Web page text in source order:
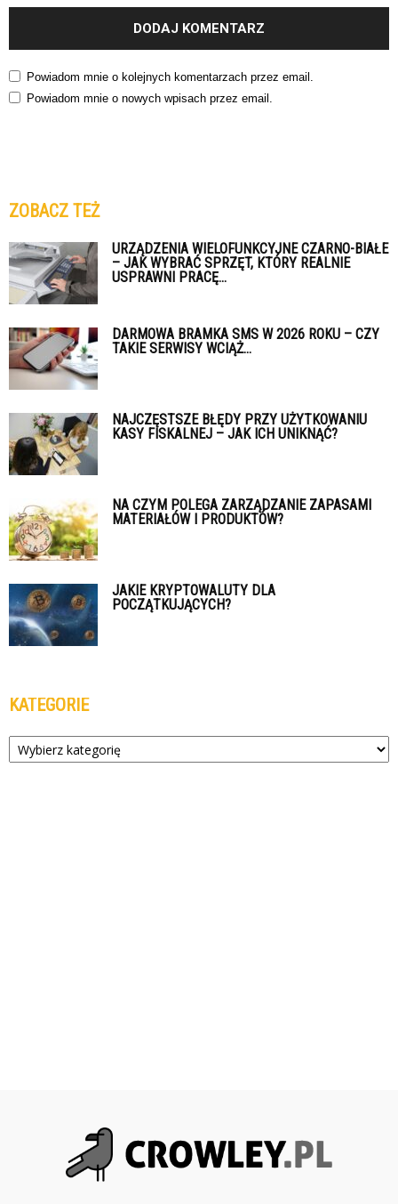
Powiadom mnie o kolejnych komentarzach przez email.
Powiadom mnie o nowych wpisach przez email.
ZOBACZ TEŻ
URZĄDZENIA WIELOFUNKCYJNE CZARNO-BIAŁE
– JAK WYBRAĆ SPRZĘT, KTÓRY REALNIE
USPRAWNI PRACĘ...
DARMOWA BRAMKA SMS W 2026 ROKU – CZY
TAKIE SERWISY WCIĄŻ...
NAJCZĘSTSZE BŁĘDY PRZY UŻYTKOWANIU
KASY FISKALNEJ – JAK ICH UNIKNĄĆ?
NA CZYM POLEGA ZARZĄDZANIE ZAPASAMI
MATERIAŁÓW I PRODUKTÓW?
JAKIE KRYPTOWALUTY DLA
POCZĄTKUJĄCYCH?
KATEGORIE
Kategorie